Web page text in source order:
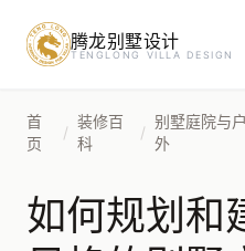
腾龙别墅设计
TENGLONG VILLA DESIGN
首
页
/
装修百
科
/
别墅庭院与户
外
如何规划和
预约设计咨询
姓名*
手机号 *